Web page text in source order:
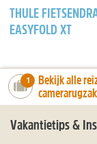
THULE
EASYFOLD XT
number_of_trips:
1
Bekijk alle
camerarugzak
Vakantietips &